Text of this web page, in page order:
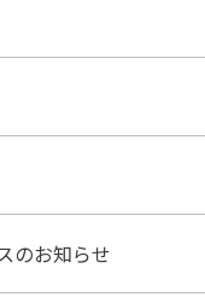
のお知らせ